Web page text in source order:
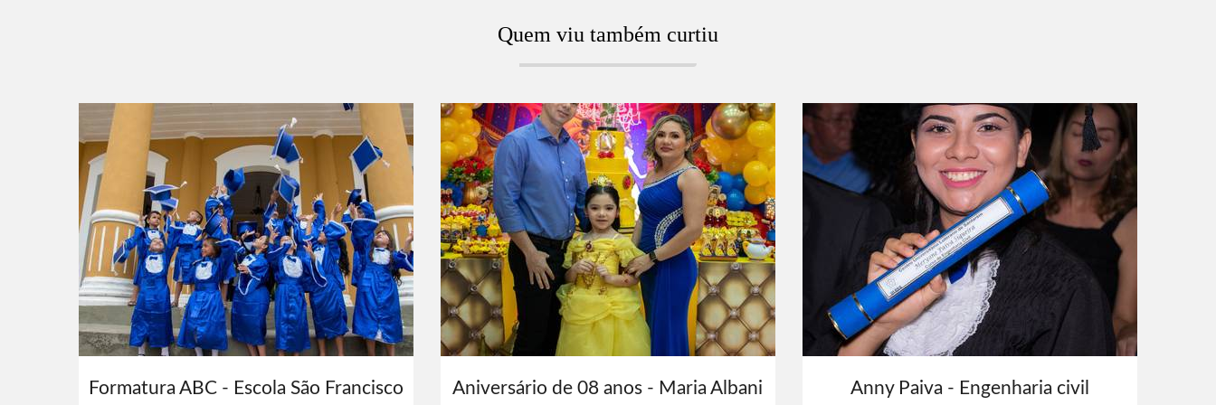
Quem viu também curtiu
Formatura ABC - Escola São Francisco Aniversário de 08 anos - Maria Albani Anny Paiva - Engenharia civil